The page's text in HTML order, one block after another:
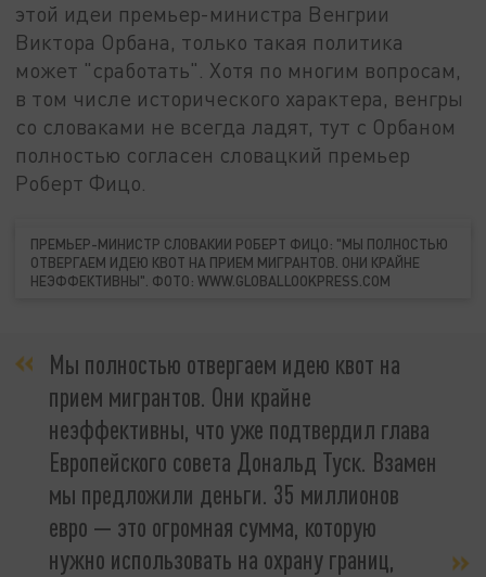
этой идеи премьер-министра Венгрии
Виктора Орбана, только такая политика
может "сработать". Хотя по многим вопросам,
в том числе исторического характера, венгры
со словаками не всегда ладят, тут с Орбаном
полностью согласен словацкий премьер
Роберт Фицо.
ПРЕМЬЕР-МИНИСТР СЛОВАКИИ РОБЕРТ ФИЦО: "МЫ ПОЛНОСТЬЮ
ОТВЕРГАЕМ ИДЕЮ КВОТ НА ПРИЕМ МИГРАНТОВ. ОНИ КРАЙНЕ
НЕЭФФЕКТИВНЫ". ФОТО: WWW.GLOBALLOOKPRESS.COM
Мы полностью отвергаем идею квот на
прием мигрантов. Они крайне
неэффективны, что уже подтвердил глава
Европейского совета Дональд Туск. Взамен
мы предложили деньги. 35 миллионов
евро — это огромная сумма, которую
нужно использовать на охрану границ,